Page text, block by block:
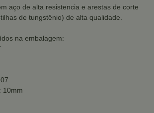
aço de alta resistencia e arestas de corte
de tungstênio) de alta qualidade.
na embalagem:
10mm